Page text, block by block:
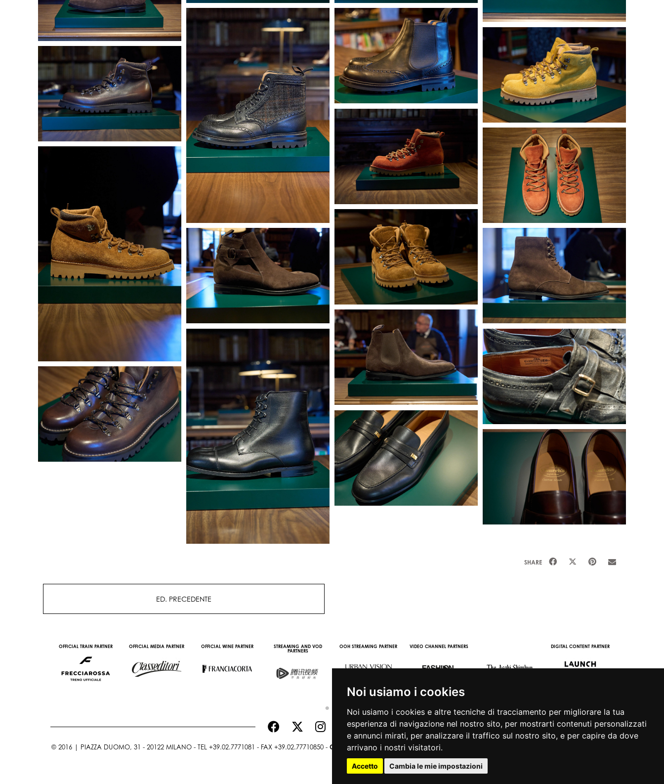
Noi usiamo i cookies
Noi usiamo i cookies e altre tecniche di tracciamento per migliorare la tua
esperienza di navigazione nel nostro sito, per mostrarti contenuti personalizzati
e annunci mirati, per analizzare il traffico sul nostro sito, e per capire da dove
arrivano i nostri visitatori.
Accetto Cambia le mie impostazioni
SHARE
ED. PRECEDENTE
WITH THE SUPPORT OF OFFICIAL PARTNER OFFICIAL TRAIN PARTNER OFFICIAL WINE PARTNER
© 2016 | PIAZZA DUOMO, 31 - 20122 MILANO - TEL +39.02.7771081 - FAX +39.02.77710850 - CAMERAMODA@CAMERAMODA.IT|